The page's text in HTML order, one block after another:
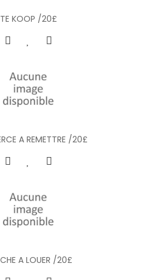
TE KOOP /20£
A REMETTRE /20£
A LOUER /20£